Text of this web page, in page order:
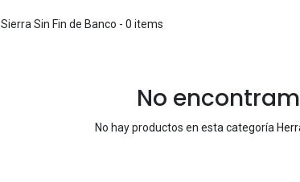
Sierra Sin Fin de Banco - 0 items
No
No hay productos en esta categoría